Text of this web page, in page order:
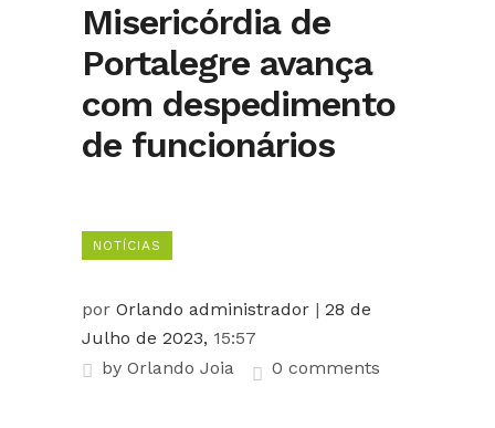
Misericórdia de
Portalegre avança
com despedimento
de funcionários
NOTÍCIAS
por Orlando administrador | 28 de
Julho de 2023, 15:57
by Orlando Joia 0 comments